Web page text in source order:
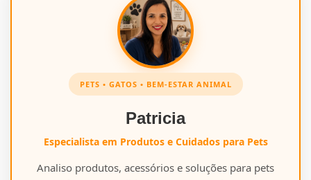
PETS • GATOS • BEM-ESTAR ANIMAL
Patricia
Especialista em Produtos e Cuidados para Pets
Analiso produtos, acessórios e soluções para pets